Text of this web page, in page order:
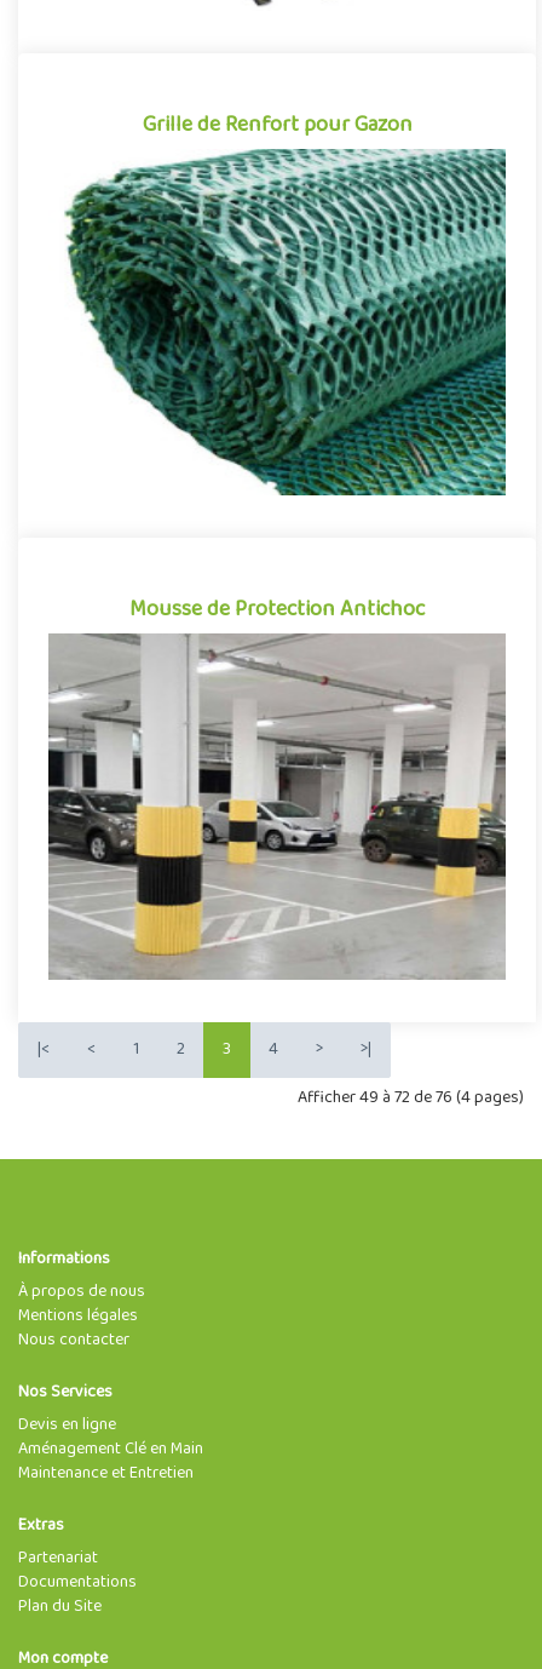
Grille de Renfort pour Gazon
Grille de Renfort pour Gazon
La grille de renfort est un système de renforcement permettant
de protéger et de renforcer la stabilité des surfaces engazonn..
Mousse de Protection Antichoc
Mousse de Protection Antichoc
Protection antichoc conçue sous forme de feuilles de mousse,
cet accessoire permet d’amortir les impacts physiques et
matérie..
Offre partenaire
|< < 1 2 3 4 >
>|
Afficher 49 à 72 de 76 (4 pages)
Informations
À propos de nous
Mentions légales
Nous contacter
Nos Services
Devis en ligne
Aménagement Clé en Main
Maintenance et Entretien
Extras
Partenariat
Documentations
Plan du Site
Mon compte